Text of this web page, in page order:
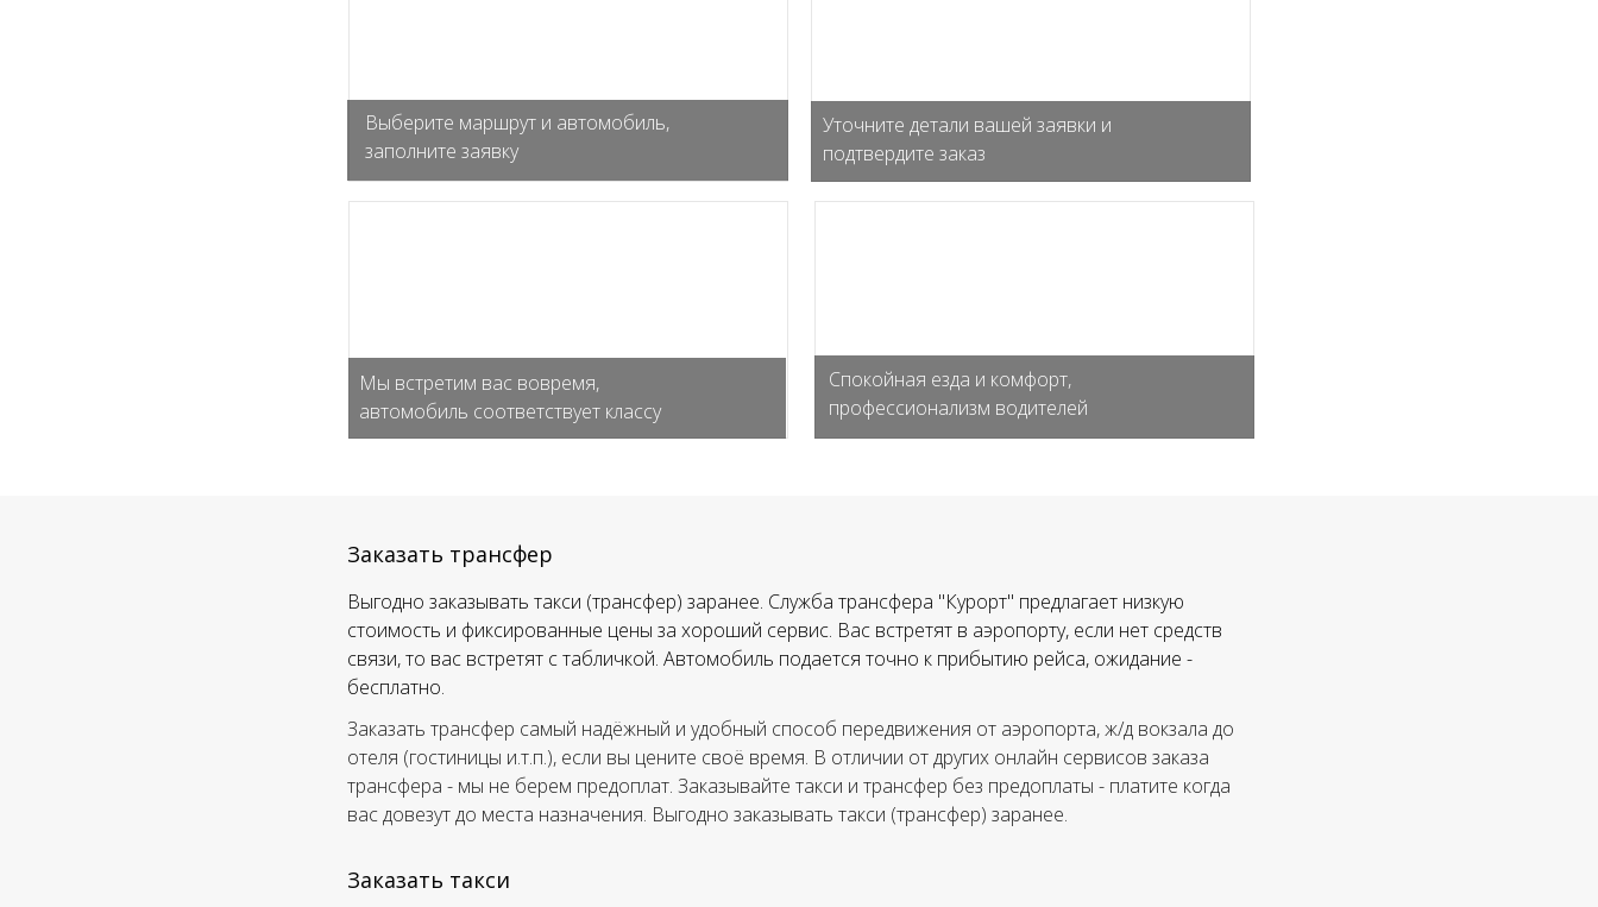
Выберите маршрут и автомобиль,
заполните заявку
Уточните детали вашей заявки и
подтвердите заказ
Мы встретим вас вовремя,
автомобиль соответствует классу
Спокойная езда и комфорт,
профессионализм водителей
Заказать трансфер самый надёжный и удобный способ передвижения от аэропорта, ж/д вокзала до
отеля (гостиницы и.т.п.), если вы цените своё время. В отличии от других онлайн сервисов заказа
трансфера - мы не берем предоплат. Заказывайте такси и трансфер без предоплаты - платите когда
вас довезут до места назначения. Выгодно заказывать такси (трансфер) заранее.
Заказать трансфер
Выгодно заказывать такси (трансфер) заранее. Служба трансфера "Курорт" предлагает низкую
стоимость и фиксированные цены за хороший сервис. Вас встретят в аэропорту, если нет средств
связи, то вас встретят с табличкой. Автомобиль подается точно к прибытию рейса, ожидание -
бесплатно.
Заказать такси